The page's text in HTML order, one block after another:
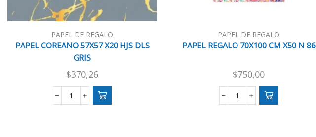
PAPEL DE REGALO
PAPEL COREANO 57X57 X20 HJS DLS
GRIS
$370,26
PAPEL
PAPEL DE REGALO
PAPEL REGALO 70X100 CM X50 N 86
$750,00
PAPEL